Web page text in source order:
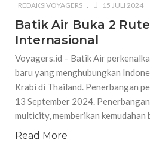
REDAKSIVOYAGERS 15 JULI 2024
Batik Air Buka 2
Internasional
Voyagers.id – Batik Air
baru yang menghubungkan
Krabi di Thailand. Penerbangan
13 September 2024.
multicity, memberikan kemudahan
Read More